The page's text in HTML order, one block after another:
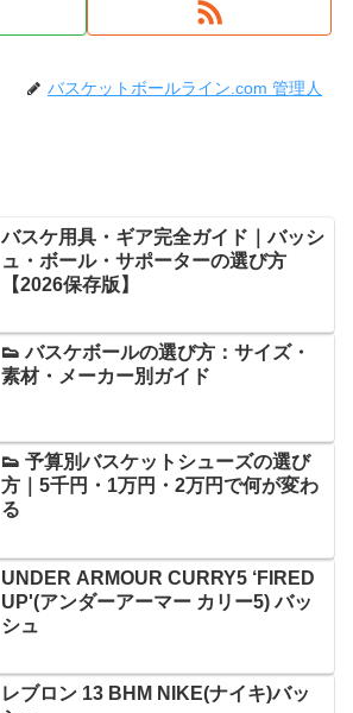
バスケットボールライン.com 管理人
バスケ用具・ギア完全ガイド｜バッシ
ュ・ボール・サポーターの選び方
【2026保存版】
👟 バスケボールの選び方：サイズ・
素材・メーカー別ガイド
👟 予算別バスケットシューズの選び
方｜5千円・1万円・2万円で何が変わ
る
UNDER ARMOUR CURRY5 ‘FIRED
UP'(アンダーアーマー カリー5) バッ
シュ
レブロン 13 BHM NIKE(ナイキ)バッ